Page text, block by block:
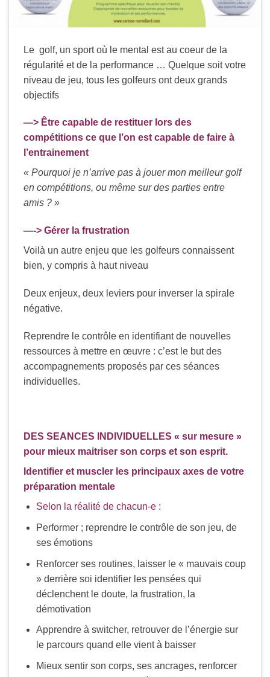
Le golf, un sport où le mental est au coeur de la
régularité et de la performance … Quelque soit votre
niveau de jeu, tous les golfeurs ont deux grands
objectifs
—> Être capable de restituer lors des
compétitions ce que l’on est capable de faire à
l’entrainement
« Pourquoi je n’arrive pas à jouer mon meilleur golf
en compétitions, ou même sur des parties entre
amis ? »
—-> Gérer la frustration
Voilà un autre enjeu que les golfeurs connaissent
bien, y compris à haut niveau
Deux enjeux, deux leviers pour inverser la spirale
négative.
Reprendre le contrôle en identifiant de nouvelles
ressources à mettre en œuvre : c’est le but des
accompagnements proposés par ces séances
individuelles.
DES SEANCES INDIVIDUELLES « sur mesure »
pour mieux maitriser son corps et son esprit.
Identifier et muscler les principaux axes de votre
préparation mentale
Selon la réalité de chacun-e :
Performer ; reprendre le contrôle de son jeu, de
ses émotions
Renforcer ses routines, laisser le « mauvais coup
» derrière soi identifier les pensées qui
déclenchent le doute, la frustration, la
démotivation
Apprendre à switcher, retrouver de l’énergie sur
le parcours quand elle vient à baisser
Mieux sentir son corps, ses ancrages, renforcer